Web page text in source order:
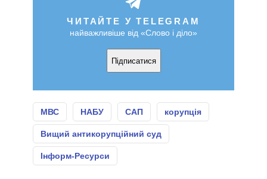
ЧИТАЙТЕ У TELEGRAM
найважливіше від «Слово і діло»
Підписатися
МВС НАБУ САП корупція
Вищий антикорупційний суд
Інформ-Ресурси